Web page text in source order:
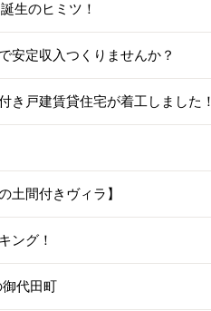
生のヒミツ！
安定収入つくりませんか？
き戸建賃貸住宅が着工しました！
土間付きヴィラ】
ング！
代田町